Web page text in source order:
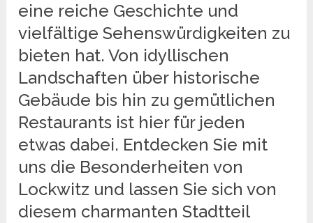
eine reiche Geschichte und
vielfältige Sehenswürdigkeiten zu
bieten hat. Von idyllischen
Landschaften über historische
Gebäude bis hin zu gemütlichen
Restaurants ist hier für jeden
etwas dabei. Entdecken Sie mit
uns die Besonderheiten von
Lockwitz und lassen Sie sich von
diesem charmanten Stadtteil